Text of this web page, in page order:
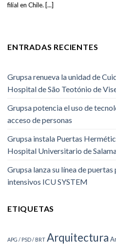
ENTRADAS RECIENTES
Grupsa renueva la unidad de
Hospital de São Teotónio de
Grupsa potencia el uso de
acceso de personas
Grupsa instala Puertas
Hospital Universitario de
Grupsa lanza su línea de
intensivos ICU SYSTEM
ETIQUETAS
APG / PSD / BRT Arquitectura
filial en Chile. [...]